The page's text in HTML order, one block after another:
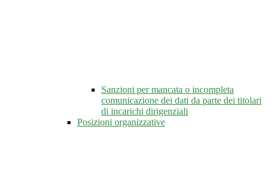
Sanzioni per mancata o incompleta
comunicazione dei dati da parte dei titolari
di incarichi dirigenziali
Posizioni organizzative